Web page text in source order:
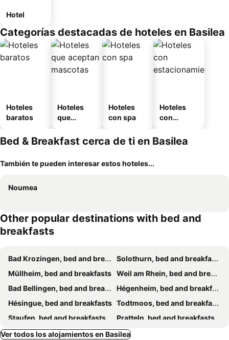
Hotel
Categorías destacadas de hoteles en Basilea
Hoteles
baratos
Hoteles
que
mascotas
Hoteles
con spa
Hoteles
con
miento
Bed & Breakfast cerca de ti en Basilea
También te pueden interesar estos hoteles...
Noumea
Other popular destinations with bed and
breakfasts
Bad Krozingen, bed and breakfasts
Solothurn, bed and breakfasts
Müllheim, bed and breakfasts Weil am Rhein, bed and breakfasts
Bad Bellingen, bed and breakfasts
Hégenheim, bed and breakfasts
Hésingue, bed and breakfasts Todtmoos, bed and breakfasts
Staufen, bed and breakfasts
Pratteln, bed and breakfasts
Péry, bed and breakfasts
Neuenburg, bed and breakfasts
Ver todos los alojamientos en Basilea